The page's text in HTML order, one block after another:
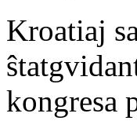
Kroatiaj
kongresa